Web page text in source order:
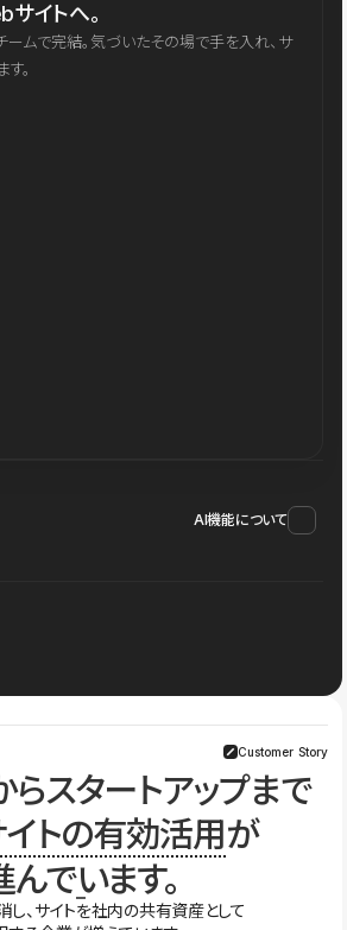
イトへ。
ームで完結。気づいたその場で手を入れ、サ
。
AI機能について
Customer Story
スタートアップまで
トの有効活用が
んでいます。
し、サイトを社内の共有資産として